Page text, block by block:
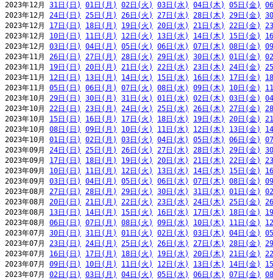
2023年12月 31日(日) 01日(月) 02日(火) 03日(水) 04日(木) 05日(金)
2023年12月 24日(日) 25日(月) 26日(火) 27日(水) 28日(木) 29日(金)
2023年12月 17日(日) 18日(月) 19日(火) 20日(水) 21日(木) 22日(金)
2023年12月 10日(日) 11日(月) 12日(火) 13日(水) 14日(木) 15日(金)
2023年12月 03日(日) 04日(月) 05日(火) 06日(水) 07日(木) 08日(金)
2023年11月 26日(日) 27日(月) 28日(火) 29日(水) 30日(木) 01日(金)
2023年11月 19日(日) 20日(月) 21日(火) 22日(水) 23日(木) 24日(金)
2023年11月 12日(日) 13日(月) 14日(火) 15日(水) 16日(木) 17日(金)
2023年11月 05日(日) 06日(月) 07日(火) 08日(水) 09日(木) 10日(金)
2023年10月 29日(日) 30日(月) 31日(火) 01日(水) 02日(木) 03日(金)
2023年10月 22日(日) 23日(月) 24日(火) 25日(水) 26日(木) 27日(金)
2023年10月 15日(日) 16日(月) 17日(火) 18日(水) 19日(木) 20日(金)
2023年10月 08日(日) 09日(月) 10日(火) 11日(水) 12日(木) 13日(金)
2023年10月 01日(日) 02日(月) 03日(火) 04日(水) 05日(木) 06日(金)
2023年09月 24日(日) 25日(月) 26日(火) 27日(水) 28日(木) 29日(金)
2023年09月 17日(日) 18日(月) 19日(火) 20日(水) 21日(木) 22日(金)
2023年09月 10日(日) 11日(月) 12日(火) 13日(水) 14日(木) 15日(金)
2023年09月 03日(日) 04日(月) 05日(火) 06日(水) 07日(木) 08日(金)
2023年08月 27日(日) 28日(月) 29日(火) 30日(水) 31日(木) 01日(金)
2023年08月 20日(日) 21日(月) 22日(火) 23日(水) 24日(木) 25日(金)
2023年08月 13日(日) 14日(月) 15日(火) 16日(水) 17日(木) 18日(金)
2023年08月 06日(日) 07日(月) 08日(火) 09日(水) 10日(木) 11日(金)
2023年07月 30日(日) 31日(月) 01日(火) 02日(水) 03日(木) 04日(金)
2023年07月 23日(日) 24日(月) 25日(火) 26日(水) 27日(木) 28日(金)
2023年07月 16日(日) 17日(月) 18日(火) 19日(水) 20日(木) 21日(金)
2023年07月 09日(日) 10日(月) 11日(火) 12日(水) 13日(木) 14日(金)
2023年07月 02日(日) 03日(月) 04日(火) 05日(水) 06日(木) 07日(金)